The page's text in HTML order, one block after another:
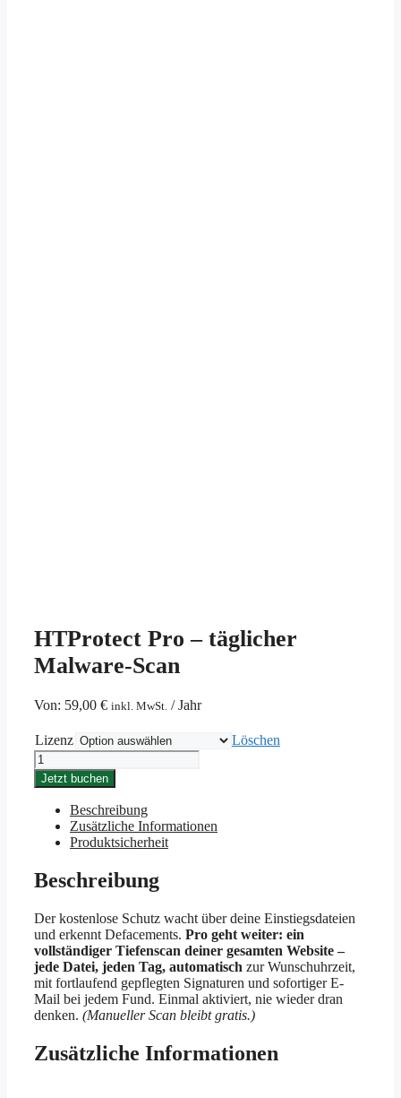
HTProtect Pro – täglicher
Malware-Scan
Von: 59,00 € inkl. MwSt. / Jahr
Lizenz
Löschen
HTProtect
Pro
-
täglicher
Malware-
Scan
Menge
Jetzt buchen
Beschreibung
Zusätzliche Informationen
Produktsicherheit
Beschreibung
Der kostenlose Schutz wacht über deine Einstiegsdateien
und erkennt Defacements. Pro geht weiter: ein
vollständiger Tiefenscan deiner gesamten Website –
jede Datei, jeden Tag, automatisch zur Wunschuhrzeit,
mit fortlaufend gepflegten Signaturen und sofortiger E-
Mail bei jedem Fund. Einmal aktiviert, nie wieder dran
denken. (Manueller Scan bleibt gratis.)
Zusätzliche Informationen